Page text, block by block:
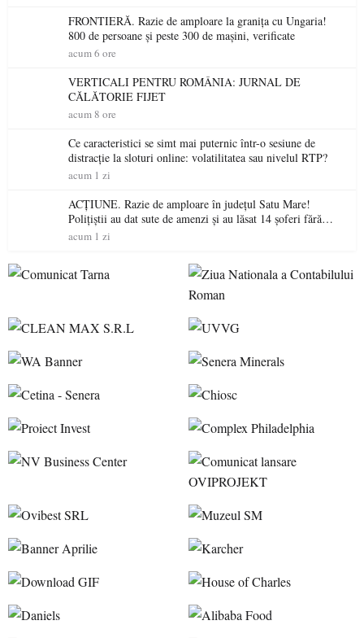
FRONTIERĂ. Razie de amploare la granița cu Ungaria!
800 de persoane și peste 300 de mașini, verificate
acum 6 ore
VERTICALI PENTRU ROMÂNIA: JURNAL DE
CĂLĂTORIE FIJET
acum 8 ore
Ce caracteristici se simt mai puternic într-o sesiune de
distracție la sloturi online: volatilitatea sau nivelul RTP?
acum 1 zi
ACȚIUNE. Razie de amploare în județul Satu Mare!
Polițiștii au dat sute de amenzi și au lăsat 14 șoferi fără
permis într-o singură zi
acum 1 zi